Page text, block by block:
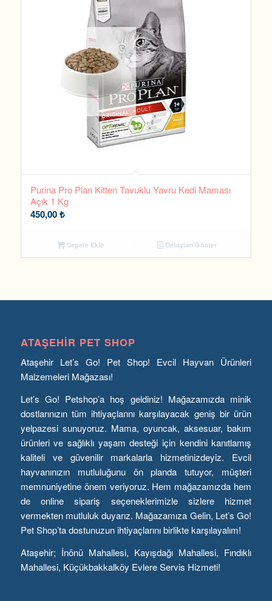
Purina Pro Plan Kitten Tavuklu Yavru Kedi Maması
Açık 1 Kg
450,00₺
Sepete Ekle Detayları Göster
ATAŞEHIR PET SHOP
Ataşehir Let’s Go! Pet Shop! Evcil Hayvan Ürünleri
Malzemeleri Mağazası!
Let’s Go! Petshop’a hoş geldiniz! Mağazamızda minik
dostlarınızın tüm ihtiyaçlarını karşılayacak geniş bir ürün
yelpazesi sunuyoruz. Mama, oyuncak, aksesuar, bakım
ürünleri ve sağlıklı yaşam desteği için kendini kanıtlamış
kaliteli ve güvenilir markalarla hizmetinizdeyiz. Evcil
hayvanınızın mutluluğunu ön planda tutuyor, müşteri
memnuniyetine önem veriyoruz. Hem mağazamızda hem
de online sipariş seçeneklerimizle sizlere hizmet
vermekten mutluluk duyarız. Mağazamıza Gelin, Let’s Go!
Pet Shop’ta dostunuzun ihtiyaçlarını birlikte karşılayalım!
Ataşehir; İnönü Mahallesi, Kayışdağı Mahallesi, Fındıklı
Mahallesi, Küçükbakkalköy Evlere Servis Hizmeti!